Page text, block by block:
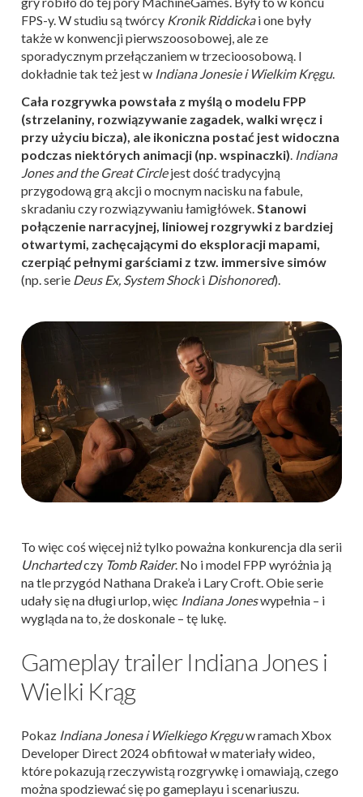
FPS-y. W studiu są twórcy Kronik Riddickai one były
także w konwencji pierwszoosobowej, ale ze
sporadycznym przełączaniem w trzecioosobową. I
dokładnie tak też jest w Indiana Jonesie i Wielkim Kręgu.
Cała rozgrywka powstała z myślą o modelu FPP
(strzelaniny, rozwiązywanie zagadek, walki wręcz i
przy użyciu bicza), ale ikoniczna postać jest widoczna
podczas niektórych animacji (np. wspinaczki). Indiana
Jones and the Great Circlejest dość tradycyjną
przygodową grą akcji o mocnym nacisku na fabule,
skradaniu czy rozwiązywaniu łamigłówek.Stanowi
połączenie narracyjnej, liniowej rozgrywki z bardziej
otwartymi, zachęcającymi do eksploracji mapami,
czerpiąć pełnymi garściami z tzw. immersive simów
(np. serie Deus Ex, System Shocki Dishonored).
To więc coś więcej niż tylko poważna konkurencja dla serii
Unchartedczy Tomb Raider. No i model FPP wyróżnia ją
na tle przygód Nathana Drake’a i Lary Croft. Obie serie
udały się na długi urlop, więc Indiana Joneswypełnia – i
wygląda na to, że doskonale – tę lukę.
Gameplay trailer Indiana Jones i
Wielki Krąg
Pokaz Indiana Jonesa i Wielkiego Kręguw ramach Xbox
Developer Direct 2024 obfitował w materiały wideo,
które pokazują rzeczywistą rozgrywkę i omawiają, czego
można spodziewać się po gameplayu i scenariuszu.